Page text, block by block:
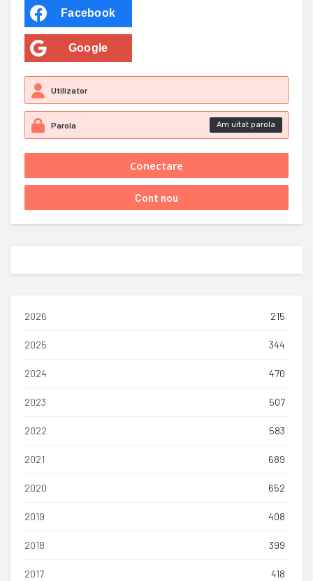
Facebook
Google
Am uitat parola
2026 215
2025 344
2024 470
2023 507
2022 583
2021 689
2020 652
2019 408
2018 399
2017 418